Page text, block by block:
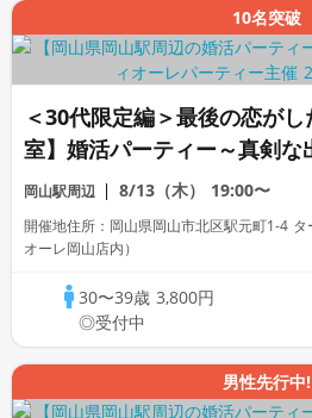
10名突破
＜30代限定編＞最後の恋が
室】婚活パーティー～真剣な
岡山駅周辺 8/13（木） 19:00〜
開催地住所：岡山県岡山市北区駅元町1-4
オーレ岡山店内）
30〜39歳 3,800円
◎受付中
男性先行中!